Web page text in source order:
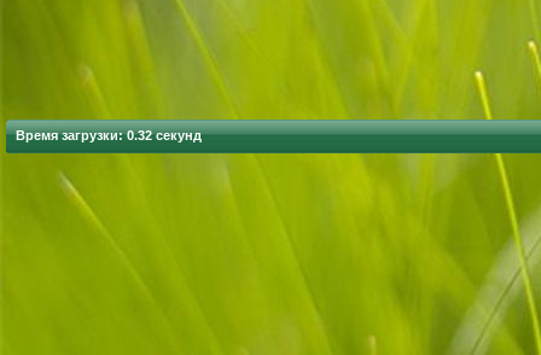
Время загрузки: 0.32 секунд